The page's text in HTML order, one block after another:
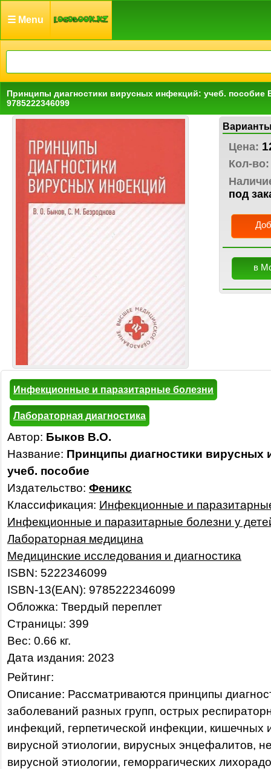
☰ Menu
Принципы диагностики вирусных инфекций: учеб. пособие
9785222346099
Цена:
Кол-во:
под
в
Инфекционные и паразитарные болезни
Лабораторная диагностика
Автор: Быков В.О.
Название: Принципы диагностики вирусных
учеб. пособие
Издательство: Феникс
Классификация: Инфекционные и
Инфекционные и паразитарные болезни у
Лабораторная медицина
Медицинские исследования и диагностика
ISBN: 5222346099
ISBN-13(EAN): 9785222346099
Обложка: Твердый переплет
Страницы: 399
Вес: 0.66 кг.
Дата издания: 2023
Рейтинг:
Описание: Рассматриваются принципы
заболеваний разных групп, острых
инфекций, герпетической инфекции, кишечных
вирусной этиологии, вирусных энцефалитов,
вирусной этиологии, геморрагических